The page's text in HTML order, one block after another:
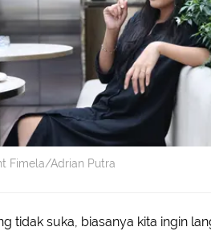
Fimela/Adrian Putra
tidak suka, biasanya kita ingin